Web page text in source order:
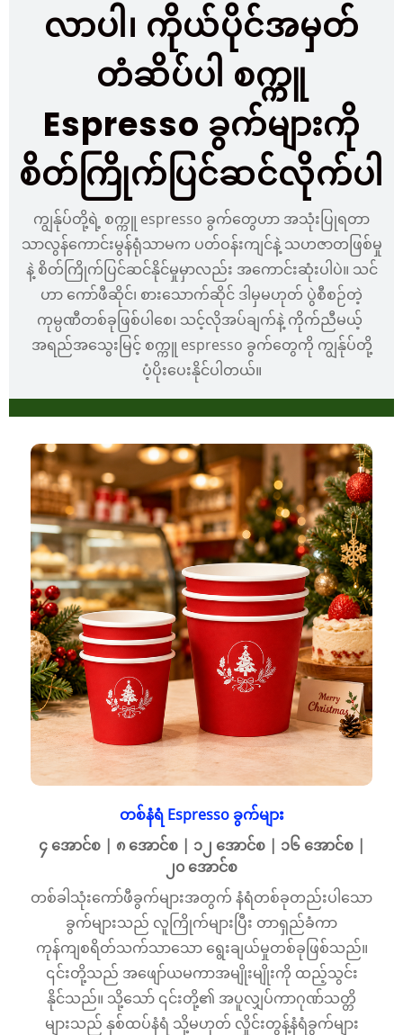
လာပါ၊ ကိုယ်ပိုင်အမှတ်
တံဆိပ်ပါ စက္ကူ
Espresso ခွက်များကို
စိတ်ကြိုက်ပြင်ဆင်လိုက်ပါ
ကျွန်ုပ်တို့ရဲ့ စက္ကူ espresso ခွက်တွေဟာ အသုံးပြုရတာ
သာလွန်ကောင်းမွန်ရုံသာမက ပတ်ဝန်းကျင်နဲ့ သဟဇာတဖြစ်မှု
နဲ့ စိတ်ကြိုက်ပြင်ဆင်နိုင်မှုမှာလည်း အကောင်းဆုံးပါပဲ။ သင်
ဟာ ကော်ဖီဆိုင်၊ စားသောက်ဆိုင် ဒါမှမဟုတ် ပွဲစီစဉ်တဲ့
ကုမ္ပဏီတစ်ခုဖြစ်ပါစေ၊ သင့်လိုအပ်ချက်နဲ့ ကိုက်ညီမယ့် ​​
အရည်အသွေးမြင့် စက္ကူ espresso ခွက်တွေကို ကျွန်ုပ်တို့
ပံ့ပိုးပေးနိုင်ပါတယ်။
တစ်နံရံ Espresso ခွက်များ
၄ အောင်စ | ၈ အောင်စ | ၁၂ အောင်စ | ၁၆ အောင်စ |
၂၀ အောင်စ
တစ်ခါသုံးကော်ဖီခွက်များအတွက် နံရံတစ်ခုတည်းပါသော
ခွက်များသည် လူကြိုက်များပြီး တာရှည်ခံကာ
ကုန်ကျစရိတ်သက်သာသော ရွေးချယ်မှုတစ်ခုဖြစ်သည်။
၎င်းတို့သည် အဖျော်ယမကာအမျိုးမျိုးကို ထည့်သွင်း
နိုင်သည်။ သို့သော် ၎င်းတို့၏ အပူလျှပ်ကာဂုဏ်သတ္တိ
များသည် နှစ်ထပ်နံရံ သို့မဟုတ် လှိုင်းတွန့်နံရံခွက်များ